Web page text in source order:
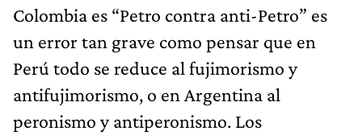
Colombia es “Petro contra anti-Petro” es
un error tan grave como pensar que en
Perú todo se reduce al fujimorismo y
antifujimorismo, o en Argentina al
peronismo y antiperonismo. Los